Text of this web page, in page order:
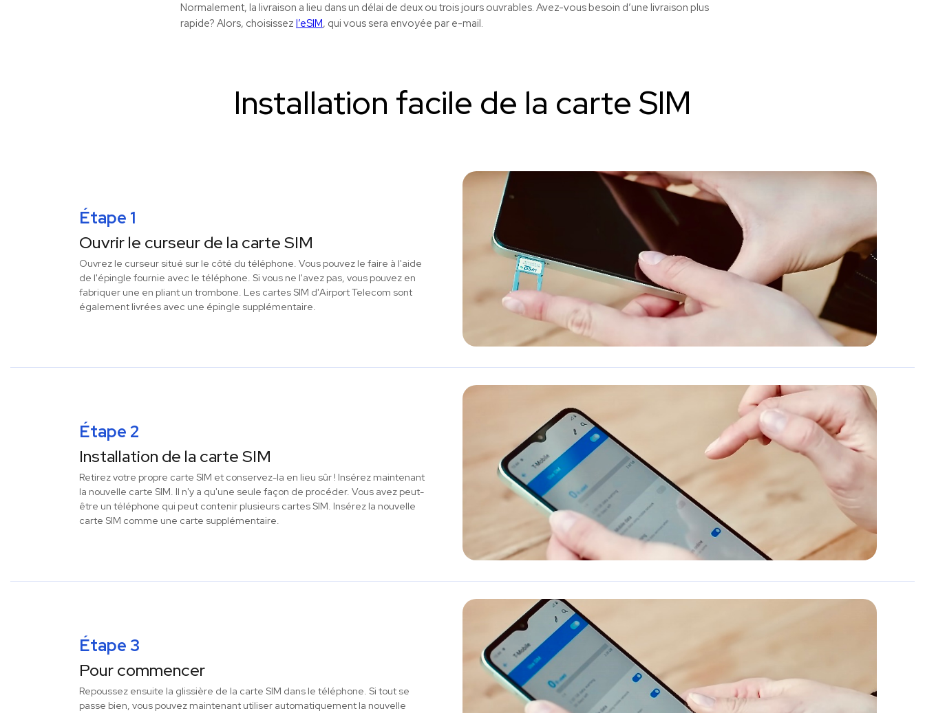
Normalement, la livraison a lieu dans un délai de deux ou trois jours ouvrables. Avez-vous besoin d’une livraison plus
rapide? Alors, choisissez l’eSIM, qui vous sera envoyée par e-mail.
Installation facile de la carte SIM
Étape 1
Ouvrir le curseur de la carte SIM
Ouvrez le curseur situé sur le côté du téléphone. Vous pouvez le faire à l'aide
de l'épingle fournie avec le téléphone. Si vous ne l'avez pas, vous pouvez en
fabriquer une en pliant un trombone. Les cartes SIM d'Airport Telecom sont
également livrées avec une épingle supplémentaire.
Étape 2
Installation de la carte SIM
Retirez votre propre carte SIM et conservez-la en lieu sûr ! Insérez maintenant
la nouvelle carte SIM. Il n'y a qu'une seule façon de procéder. Vous avez peut-
être un téléphone qui peut contenir plusieurs cartes SIM. Insérez la nouvelle
carte SIM comme une carte supplémentaire.
Étape 3
Pour commencer
Repoussez ensuite la glissière de la carte SIM dans le téléphone. Si tout se
passe bien, vous pouvez maintenant utiliser automatiquement la nouvelle